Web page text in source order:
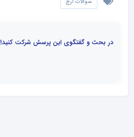
در بحث و گفتگوی این پرسش شرکت کنید!